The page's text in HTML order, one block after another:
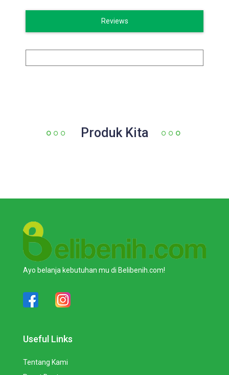
Reviews
Produk Kita
Ayo belanja kebutuhan mu di Belibenih.com!
Useful Links
Tentang Kami